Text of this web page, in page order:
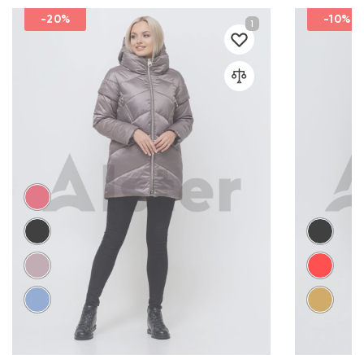
-20% -10%